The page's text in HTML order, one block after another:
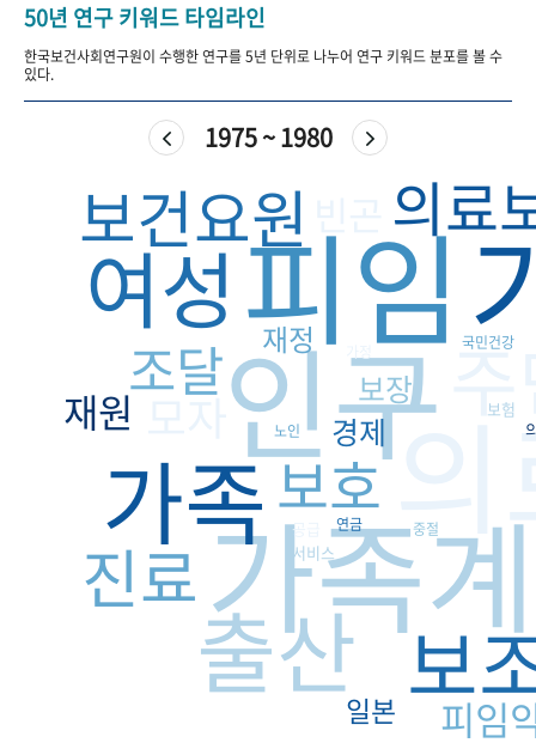
VR 역사관
50년 연구 키워드 타임라인
한국보건사회연구원이 수행한 연구를 5년 단위로 나누어 연구 키워드 분포를 볼 수
있다.
1975 ~ 1980
인구
가족
피임
가족
출산
여성
보
진료
보건요원 의료
보호
조달
모자
피임
재원
보장
경제
재정
일본
서비스
공급
보험
연금
노인
국민건강
중절